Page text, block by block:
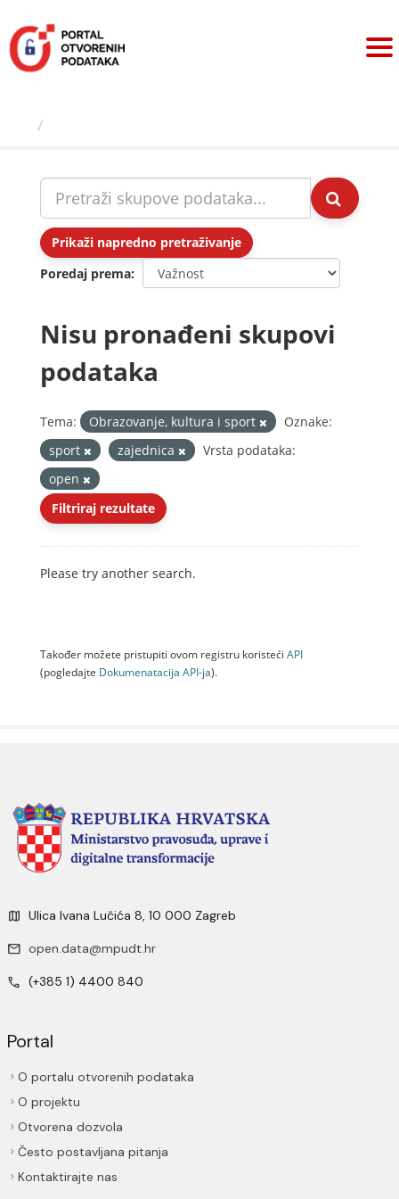
sadržaj
Prikaži napredno pretraživanje
Poredaj prema
Nisu pronađeni skupovi
podataka
Tema: Obrazovanje, kultura i sport
Oznake:
sport
zajednica
Vrsta podataka:
open
Filtriraj rezultate
Please try another search.
Također možete pristupiti ovom registru koristeći API
(pogledajte Dokumenаtаcijа API-jа).